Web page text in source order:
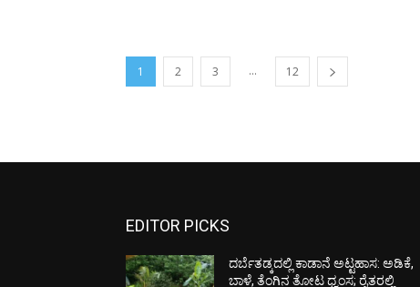
1 2 3 ... 12
EDITOR PICKS
ದರ್ಬೆತಡ್ಕದಲ್ಲಿ ಕಾಡಾನೆ ಅಟ್ಟಹಾಸ: ಅಡಿಕೆ,
ಬಾಳೆ, ತೆಂಗಿನ ತೋಟ ಧ್ವಂಸ; ರೈತರಲ್ಲಿ